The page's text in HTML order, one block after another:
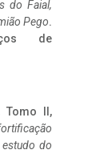
do Faial,
Pego.
de
Tomo II,
do